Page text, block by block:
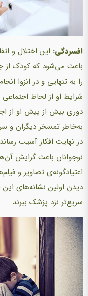
افسردگی: این اختلال و
باعث‌ می‌شود که کودک از
را به تنهایی و در انزوا
شرایط او از لحاظ
دوری بیش از پیش او از
به‌خاطر تمسخر دیگران و
در نهایت افکار آسیب
نوجوانان باعث گرایش
اعتیادگونه‌ی تصاویر و
دیدن اولین نشانه‌های این
سریع‌تر نزد پزشک ببرند.